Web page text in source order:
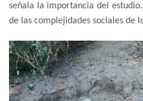
señala la importancia del
de las complejidades sociales de